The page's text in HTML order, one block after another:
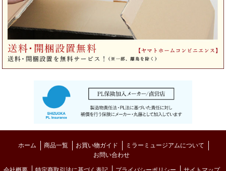
ホーム 商品一覧 お買い物ガイド
ミラーミュージアムについて
お問い合わせ